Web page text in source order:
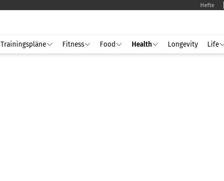
Hefte
Trainingspläne Fitness Food Health Longevity Life